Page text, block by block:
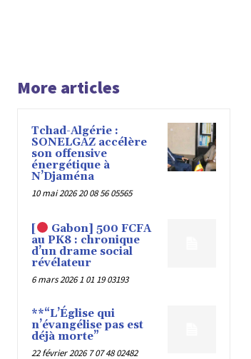
More articles
Tchad-Algérie :
SONELGAZ accélère
son offensive
énergétique à
N’Djaména
10 mai 2026 20 08 56 05565
[
Gabon] 500 FCFA
au PK8 : chronique
d’un drame social
révélateur
6 mars 2026 1 01 19 03193
**“L’Église qui
n’évangélise pas est
déjà morte”
22 février 2026 7 07 48 02482